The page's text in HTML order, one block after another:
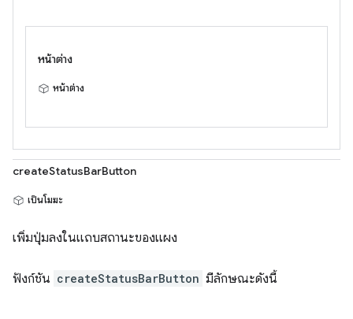
หน้าต่าง
หน้าต่าง
createStatusBarButton
เป็นโมฆะ
เพิ่มปุ่มลงในแถบสถานะของแผง
ฟังก์ชัน createStatusBarButton มีลักษณะดังนี้